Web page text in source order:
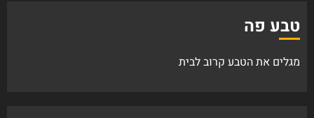
טבע פה
מגלים את הטבע קרוב לבית